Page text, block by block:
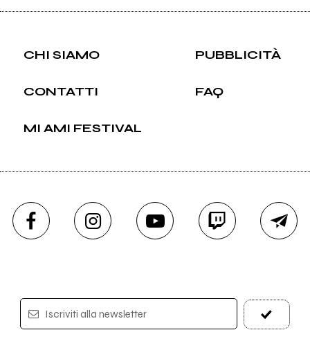
CHI SIAMO PUBBLICITÀ
CONTATTI FAQ
MI AMI FESTIVAL
Iscriviti alla newsletter